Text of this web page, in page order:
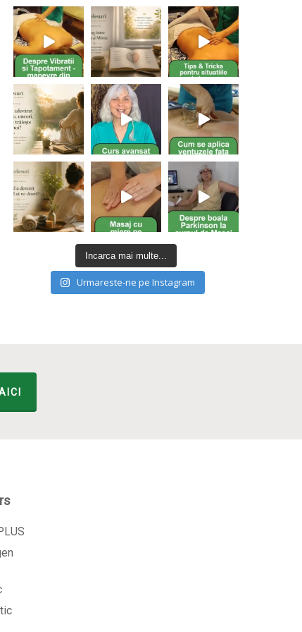
Nu ai niciun produs în coș.
Go To Shop
Incarca mai multe...
Urmareste-ne pe Instagram